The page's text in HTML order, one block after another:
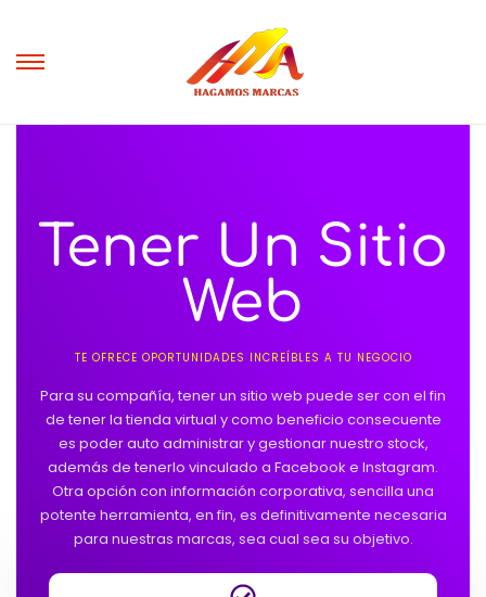
Tener Un Sitio
Web
TE OFRECE OPORTUNIDADES INCREÍBLES A TU NEGOCIO
Para su compañía, tener un sitio web puede ser con el fin
de tener la tienda virtual y como beneficio consecuente
es poder auto administrar y gestionar nuestro stock,
además de tenerlo vinculado a Facebook e Instagram.
Otra opción con información corporativa, sencilla una
potente herramienta, en fin, es definitivamente necesaria
para nuestras marcas, sea cual sea su objetivo.